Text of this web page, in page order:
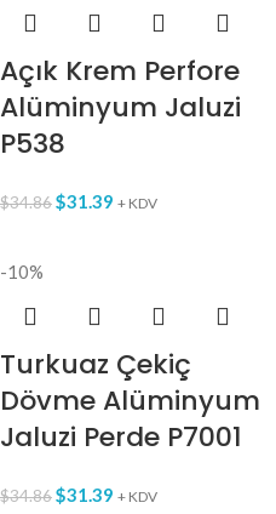
Açık Krem Perfore
Alüminyum Jaluzi
P538
$34.86$31.39 + KDV
-10%
Turkuaz Çekiç
Dövme Alüminyum
Jaluzi Perde P7001
$34.86$31.39 + KDV